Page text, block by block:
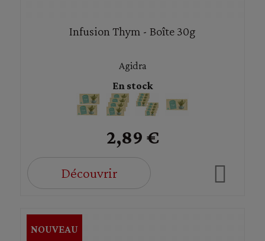
Infusion Thym - Boîte 30g
Agidra
En stock
2,89 €
Découvrir
NOUVEAU